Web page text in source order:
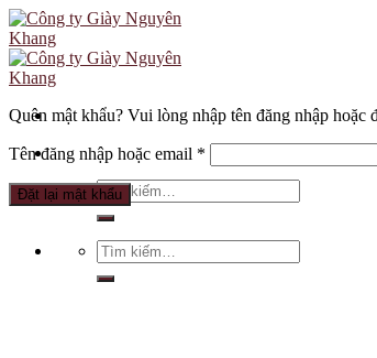
Skip
to
content
Tìm
kiếm:
Tìm
kiếm:
Quên mật khẩu? Vui lòng nhập tên đăng nhập
Tên đăng nhập hoặc email *
buộc
Đặt lại mật khẩu